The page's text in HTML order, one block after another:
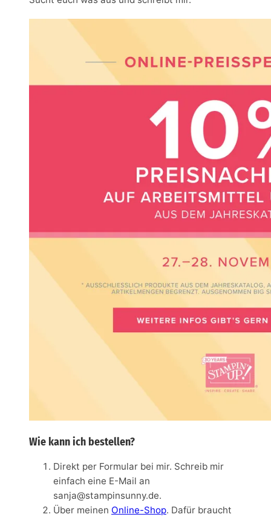
Wie kann ich bestellen?
Direkt per Formular bei mir. Schreib mir
einfach eine E-Mail an
sanja@stampinsunny.de.
Über meinen Online-Shop. Dafür braucht